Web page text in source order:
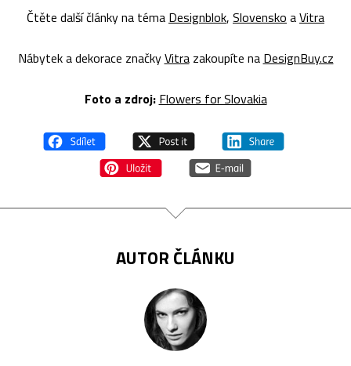
Čtěte další články na téma Designblok, Slovensko aVitra
Nábytek a dekorace značkyVitrazakoupíte na DesignBuy.cz
Foto a zdroj: Flowers for Slovakia
AUTOR ČLÁNKU